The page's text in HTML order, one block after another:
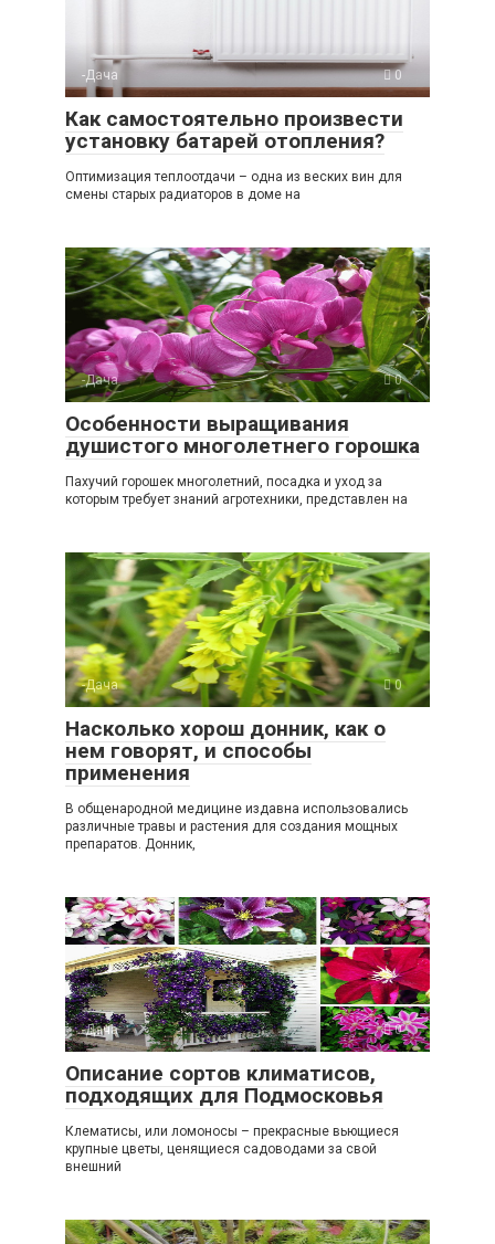
-Дача 0
Как самостоятельно произвести
установку батарей отопления?
Оптимизация теплоотдачи – одна из веских вин для
смены старых радиаторов в доме на
-Дача 0
Особенности выращивания
душистого многолетнего горошка
Пахучий горошек многолетний, посадка и уход за
которым требует знаний агротехники, представлен на
-Дача 0
Насколько хорош донник, как о
нем говорят, и способы
применения
В общенародной медицине издавна использовались
различные травы и растения для создания мощных
препаратов. Донник,
-Дача 0
Описание сортов климатисов,
подходящих для Подмосковья
Клематисы, или ломоносы – прекрасные вьющиеся
крупные цветы, ценящиеся садоводами за свой
внешний